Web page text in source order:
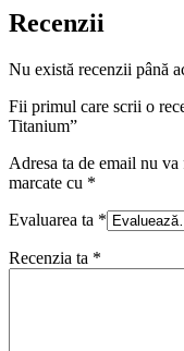
Recenzii
Nu există recenzii până
Fii primul care scrii o
Titanium”
Adresa ta de email nu
marcate cu *
Evaluarea ta *
Recenzia ta *